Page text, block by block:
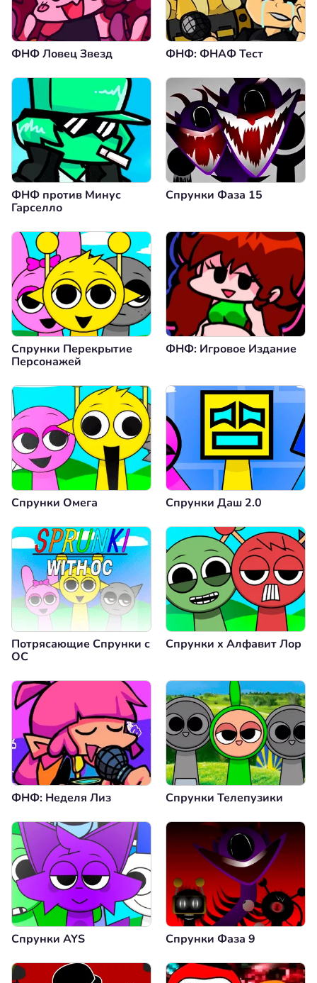
ФНФ Ловец Звезд ФНФ: ФНАФ Тест
ФНФ против Минус
Гарселло
Спрунки Фаза 15
Спрунки Перекрытие
Персонажей
ФНФ: Игровое Издание
Спрунки Омега Спрунки Даш 2.0
Потрясающие Спрунки с
OC
Спрунки x Алфавит Лор
ФНФ: Неделя Лиз Спрунки Телепузики
Спрунки AYS Спрунки Фаза 9